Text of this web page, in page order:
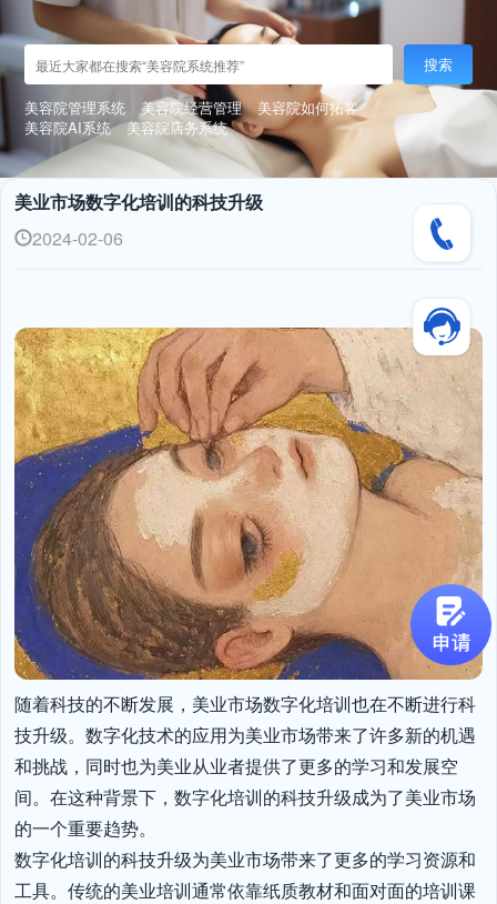
搜索
美容院管理系统 美容院经营管理
美容院如何拓客
美容院AI系统
美容院店务系统
美业市场数字化培训的科技升级
2024-02-06
随着科技的不断发展，美业市场数字化培训也在不断进行科
技升级。数字化技术的应用为美业市场带来了许多新的机遇
和挑战，同时也为美业从业者提供了更多的学习和发展空
间。在这种背景下，数字化培训的科技升级成为了美业市场
的一个重要趋势。
数字化培训的科技升级为美业市场带来了更多的学习资源和
工具。传统的美业培训通常依靠纸质教材和面对面的培训课